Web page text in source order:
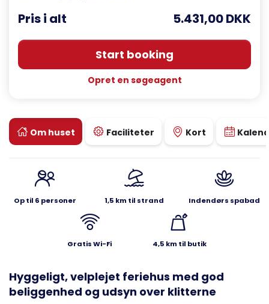
Om huset Faciliteter Kort
Op til 6 personer 1,5 km til strand Indendørs spabad
Gratis Wi-Fi 4,5 km til butik
Hyggeligt, velplejet feriehus med god
beliggenhed og udsyn over klitterne
Pris i alt 5.431,00 DKK
Start booking
Opret en søgeagent